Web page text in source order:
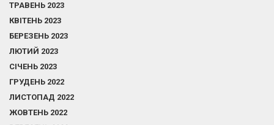
ТРАВЕНЬ 2023
КВІТЕНЬ 2023
БЕРЕЗЕНЬ 2023
ЛЮТИЙ 2023
СІЧЕНЬ 2023
ГРУДЕНЬ 2022
ЛИСТОПАД 2022
ЖОВТЕНЬ 2022